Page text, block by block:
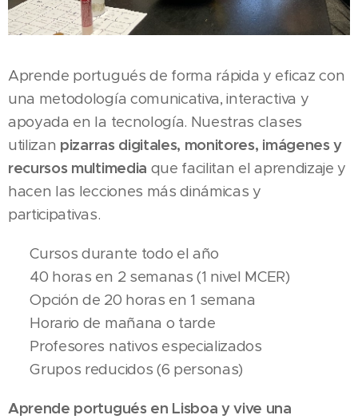
Aprende portugués de forma rápida y eficaz con
una metodología comunicativa, interactiva y
apoyada en la tecnología. Nuestras clases
utilizan pizarras digitales, monitores, imágenes y
recursos multimedia que facilitan el aprendizaje y
hacen las lecciones más dinámicas y
participativas.
✅ Cursos durante todo el año
✅ 40 horas en 2 semanas (1 nivel MCER)
✅ Opción de 20 horas en 1 semana
✅ Horario de mañana o tarde
✅ Profesores nativos especializados
✅ Grupos reducidos (6 personas)
Aprende portugués en Lisboa y vive una